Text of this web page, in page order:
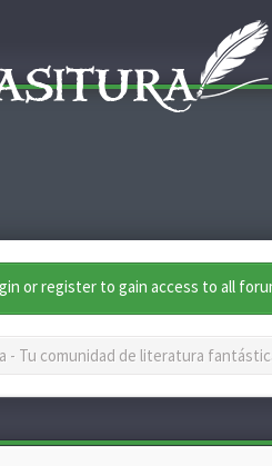
or register to gain access to all
- Tu comunidad de literatura